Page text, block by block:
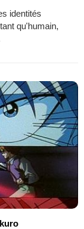
identités
qu'humain,